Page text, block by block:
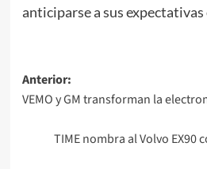
anticiparse a sus
Navegación
de
entradas
Anterior:
VEMO y GM transforman la
TIME nombra al Volvo EX90